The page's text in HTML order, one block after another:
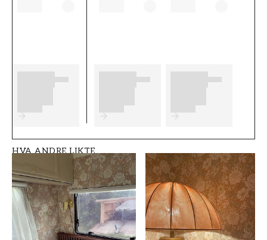
Stue, Andre rom
MERKEVARE
Boråstapeter
Svensk, Varm,
Landlig
BREDDE (m)
0,53
HØYDE (m)
10,05
HVA ANDRE LIKTE